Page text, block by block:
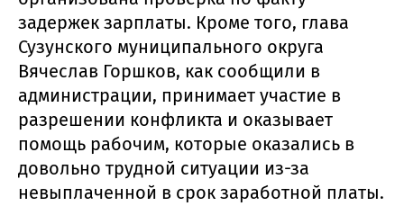
задержек зарплаты. Кроме того, глава
Сузунского муниципального округа
Вячеслав Горшков, как сообщили в
администрации, принимает участие в
разрешении конфликта и оказывает
помощь рабочим, которые оказались в
довольно трудной ситуации из-за
невыплаченной в срок заработной платы.